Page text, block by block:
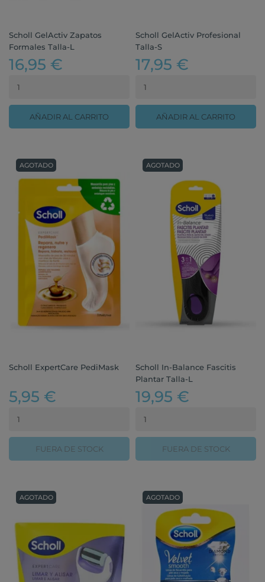
Scholl GelActiv Zapatos
Formales Talla-L
16,95 €
AÑADIR AL CARRITO
Scholl GelActiv Profesional
Talla-S
17,95 €
AÑADIR AL CARRITO
Scholl ExpertCare PediMask
5,95 €
FUERA DE STOCK
AGOTADO
Scholl In-Balance Fascitis
Plantar Talla-L
19,95 €
FUERA DE STOCK
AGOTADO
AGOTADO AGOTADO